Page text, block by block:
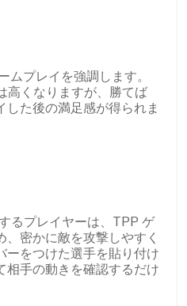
ムプレイを強調します。
高くなりますが、勝てば
した後の満足感が得られま
るプレイヤーは、TPP ゲ
密かに敵を攻撃しやすく
ーをつけた選手を貼り付け
相手の動きを確認するだけ